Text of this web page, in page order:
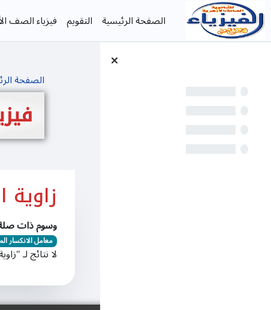
تخطى إلى المحتوى الرئيسي
الصفحة الرئيسية التقويم فيزياء الصف
الصفحة
زاوية
وسوم ذات
معامل الانكسار
لا نتائج لـ